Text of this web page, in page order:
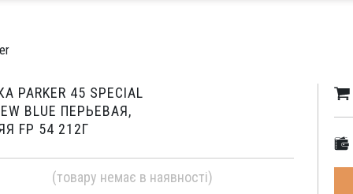
PARKER 45 SPECIAL
BLUE ПЕРЬЕВАЯ,
FP 54 212Г
(товару немає в наявності)